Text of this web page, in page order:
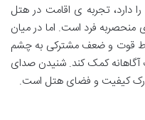
دارد، تجربه ی اقامت در هتل
منحصربه فرد است. اما در میان
قوت و ضعف مشترکی به چشم
آگاهانه کمک کند. شنیدن صدای
درک کیفیت و فضای هتل است.